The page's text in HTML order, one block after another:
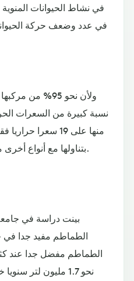
في نشاط الحيوانات
في عدد وضعف حركة
ولأن نحو 95% من
نسبة كبيرة من السعرات
منها على 19 سعرا
بتناولها مع أنواع أخرى من الخضروات لفقدان الوزن.
بينت دراسة في
الطماطم مفيد جدا في
الطماطم مفضل جدا عند
نحو 1.7 مليون لتر